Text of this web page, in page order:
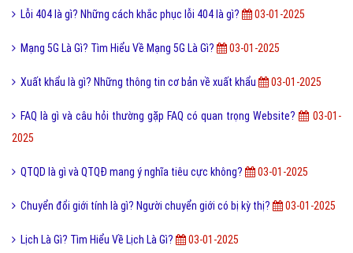
Lỗi 404 là gì? Những cách khắc phục lỗi 404 là gì? 03-01-2025
Mạng 5G Là Gì? Tìm Hiểu Về Mạng 5G Là Gì? 03-01-2025
Xuất khẩu là gì? Những thông tin cơ bản về xuất khẩu 03-01-2025
FAQ là gì và câu hỏi thường gặp FAQ có quan trọng Website?
03-01-
2025
QTQD là gì và QTQĐ mang ý nghĩa tiêu cực không? 03-01-2025
Chuyển đổi giới tính là gì? Người chuyển giới có bị kỳ thị? 03-01-2025
Lịch Là Gì? Tìm Hiểu Về Lịch Là Gì? 03-01-2025